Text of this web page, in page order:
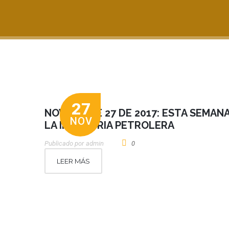
27
NOV
NOVIEMBRE 27 DE 2017: ESTA
LA INDUSTRIA PETROLERA
Publicado por Admin 0
LEER MÁS